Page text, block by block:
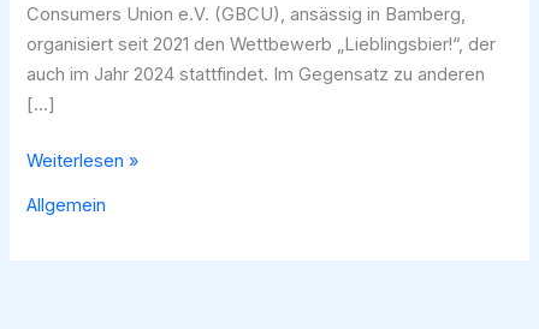
Consumers Union e.V. (GBCU), ansässig in Bamberg,
organisiert seit 2021 den Wettbewerb „Lieblingsbier!“, der
auch im Jahr 2024 stattfindet. Im Gegensatz zu anderen
[…]
„Lieblingsbier
Award
Weiterlesen »
Allgemein